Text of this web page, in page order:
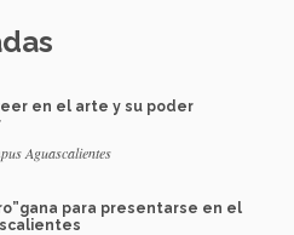
en el arte y su poder
Aguascalientes
para presentarse en el